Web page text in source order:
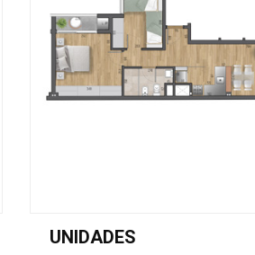
UNIDADES